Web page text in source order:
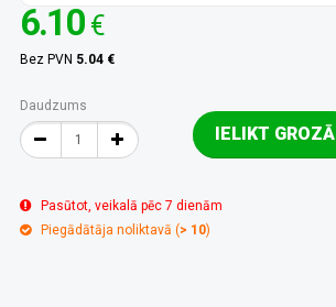
6.10 €
Bez PVN 5.04 €
Daudzums
IELIKT GROZĀ
Pasūtot, veikalā pēc 7 dienām
Piegādātāja noliktavā (> 10)